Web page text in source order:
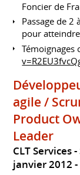
Foncier de
Passage de 2
pour
Témoignages
agile /
Product
Leader
CLT Services
janvier 2012